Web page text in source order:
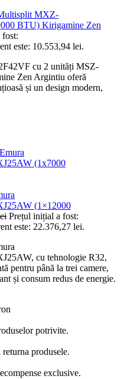
MXZ-
BTU) Kirigamine Zen
este: 10.553,94 lei.
cu 2 unități MSZ-
Zen Argintiu oferă
și un design modern,
(1×12000
Prețul inițial a fost:
este: 22.376,27 lei.
cu tehnologie R32,
pentru până la trei camere,
și consum redus de energie.
potrivite.
produsele.
exclusive.